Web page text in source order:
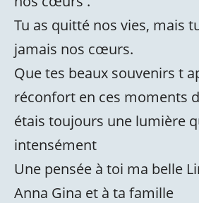
Tu as quitté nos vies, mais
jamais nos cœurs.
Que tes beaux souvenirs t
réconfort en ces moments
étais toujours une lumière
intensément
Une pensée à toi ma belle
Anna Gina et à ta famille